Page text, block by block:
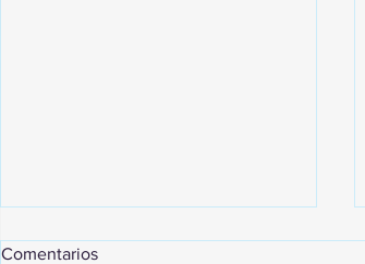
Comentarios